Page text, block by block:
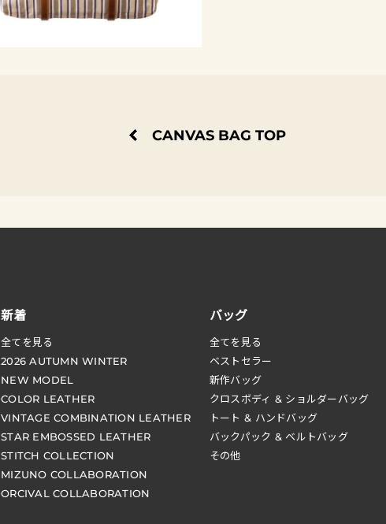
CANVAS BAG TOP
新着
全てを見る
2026 AUTUMN WINTER
NEW MODEL
COLOR LEATHER
VINTAGE COMBINATION LEATHER
STAR EMBOSSED LEATHER
STITCH COLLECTION
MIZUNO COLLABORATION
ORCIVAL COLLABORATION
バッグ
全てを見る
ベストセラー
新作バッグ
クロスボディ & ショルダーバッグ
トート & ハンドバッグ
バックパック & ベルトバッグ
その他